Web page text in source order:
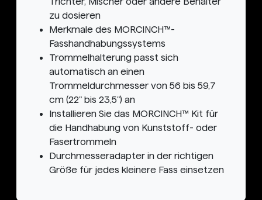
zu dosieren
Merkmale des MORCINCH™-
Fasshandhabungssystems
Trommelhalterung passt sich
automatisch an einen
Trommeldurchmesser von 56 bis 59,7
cm (22" bis 23,5") an
Installieren Sie das MORCINCH™ Kit für
die Handhabung von Kunststoff- oder
Fasertrommeln
Durchmesseradapter in der richtigen
Größe für jedes kleinere Fass einsetzen